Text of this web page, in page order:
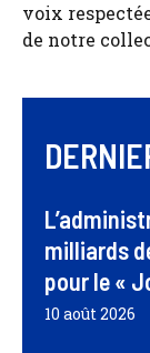
voix
de notre
milliards
pour le «
10 août 2026